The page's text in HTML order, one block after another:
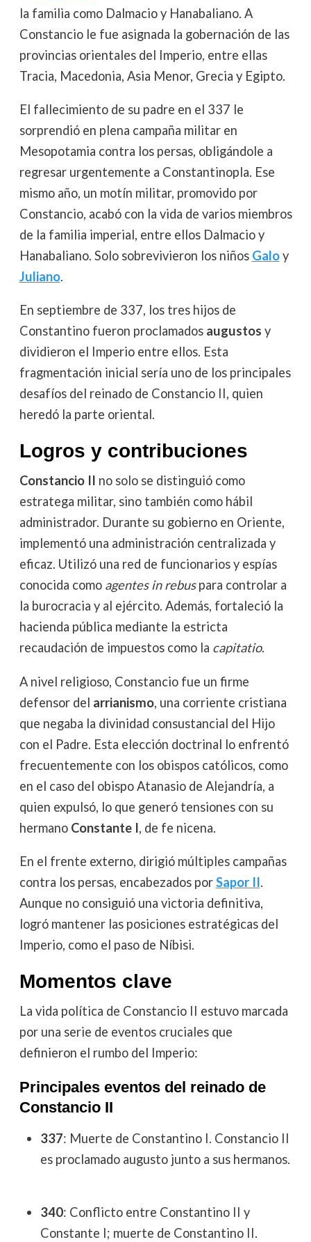
la familia como Dalmacio y Hanabaliano. A
Constancio le fue asignada la gobernación de las
provincias orientales del Imperio, entre ellas
Tracia, Macedonia, Asia Menor, Grecia y Egipto.
El fallecimiento de su padre en el 337 le
sorprendió en plena campaña militar en
Mesopotamia contra los persas, obligándole a
regresar urgentemente a Constantinopla. Ese
mismo año, un motín militar, promovido por
Constancio, acabó con la vida de varios miembros
de la familia imperial, entre ellos Dalmacio y
Hanabaliano. Solo sobrevivieron los niños Galoy
Juliano.
En septiembre de 337, los tres hijos de
Constantino fueron proclamados augustos y
dividieron el Imperio entre ellos. Esta
fragmentación inicial sería uno de los principales
desafíos del reinado de Constancio II, quien
heredó la parte oriental.
Logros y contribuciones
Constancio II no solo se distinguió como
estratega militar, sino también como hábil
administrador. Durante su gobierno en Oriente,
implementó una administración centralizada y
eficaz. Utilizó una red de funcionarios y espías
conocida como agentes in rebuspara controlar a
la burocracia y al ejército. Además, fortaleció la
hacienda pública mediante la estricta
recaudación de impuestos como la capitatio.
A nivel religioso, Constancio fue un firme
defensor del arrianismo, una corriente cristiana
que negaba la divinidad consustancial del Hijo
con el Padre. Esta elección doctrinal lo enfrentó
frecuentemente con los obispos católicos, como
en el caso del obispo Atanasio de Alejandría, a
quien expulsó, lo que generó tensiones con su
hermano Constante I, de fe nicena.
En el frente externo, dirigió múltiples campañas
contra los persas, encabezados porSapor II.
Aunque no consiguió una victoria definitiva,
logró mantener las posiciones estratégicas del
Imperio, como el paso de Níbisi.
Momentos clave
La vida política de Constancio II estuvo marcada
por una serie de eventos cruciales que
definieron el rumbo del Imperio:
Principales eventos del reinado de
Constancio II
337: Muerte de Constantino I. Constancio II
es proclamado augusto junto a sus hermanos.
340: Conflicto entre Constantino II y
Constante I; muerte de Constantino II.